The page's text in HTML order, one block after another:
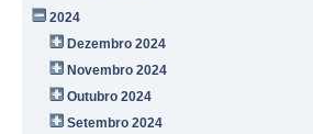
2024
Dezembro 2024
Novembro 2024
Outubro 2024
Setembro 2024